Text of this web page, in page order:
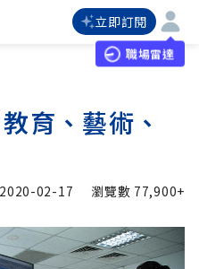
立即訂閱
職場雷達
育、藝術、
入追蹤
2020-02-17 瀏覽數 77,900+